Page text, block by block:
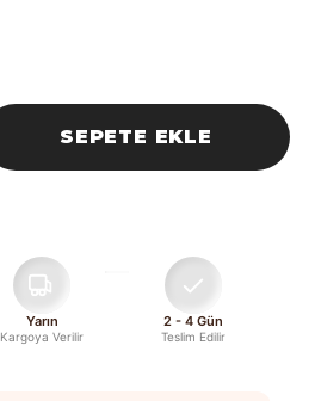
SEPETE EKLE
Yarın
Kargoya Verilir
2 - 4 Gün
Teslim Edilir